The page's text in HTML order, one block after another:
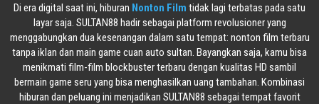
Di era digital saat ini, hiburan Nonton Film tidak lagi terbatas pada satu
layar saja. SULTAN88 hadir sebagai platform revolusioner yang
menggabungkan dua kesenangan dalam satu tempat: nonton film terbaru
tanpa iklan dan main game cuan auto sultan. Bayangkan saja, kamu bisa
menikmati film-film blockbuster terbaru dengan kualitas HD sambil
bermain game seru yang bisa menghasilkan uang tambahan. Kombinasi
hiburan dan peluang ini menjadikan SULTAN88 sebagai tempat favorit